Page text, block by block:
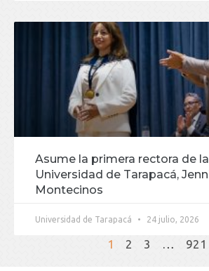
Asume la primera rectora de la
Universidad de Tarapacá,
Montecinos
Universidad de Tarapacá 24 julio, 2026
1 2 3 921